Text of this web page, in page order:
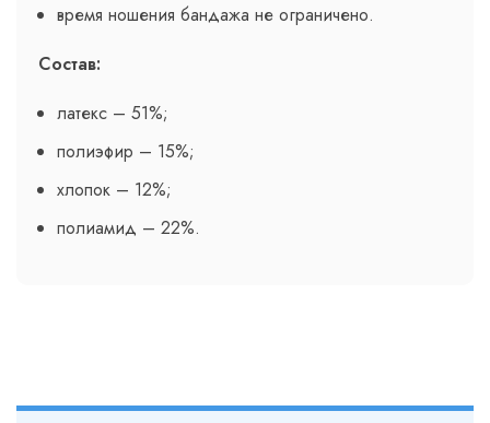
время ношения бандажа не ограничено.
Состав:
латекс – 51%;
полиэфир – 15%;
хлопок – 12%;
полиамид – 22%.